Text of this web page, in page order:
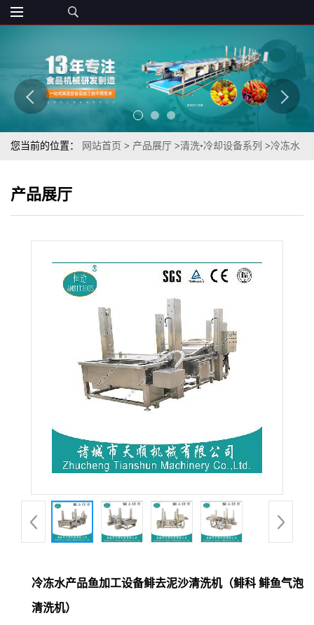
您当前的位置： 网站首页 > 产品展厅 >清洗•冷却设备系列 >冷冻水
产品展厅
冷冻水产品鱼加工设备鲱去泥沙清洗机（鲱科 鲱鱼气泡
清洗机）